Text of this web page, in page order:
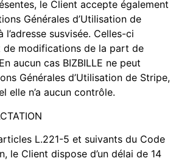
le Client accepte également
Générales d’Utilisation de
l’adresse susvisée. Celles-ci
de modifications de la part de
aucun cas BIZBILLE ne peut
Générales d’Utilisation de Stripe,
elle n’a aucun contrôle.
L.221-5 et suivants du Code
le Client dispose d’un délai de 14